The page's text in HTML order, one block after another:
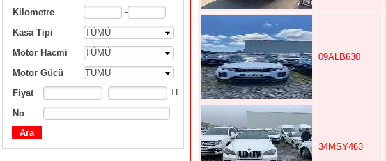
Kilometre
-
Kasa Tipi
TÜMÜ
Motor Hacmi
TÜMÜ
Motor Gücü
TÜMÜ
Fiyat
- TL
No
09ALB630
34MSY463